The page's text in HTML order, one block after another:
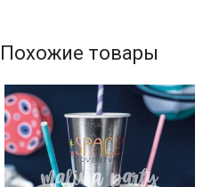
Похожие товары